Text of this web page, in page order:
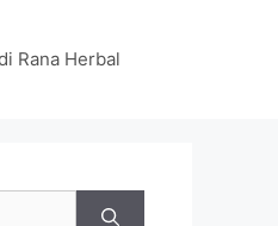
Rana Herbal